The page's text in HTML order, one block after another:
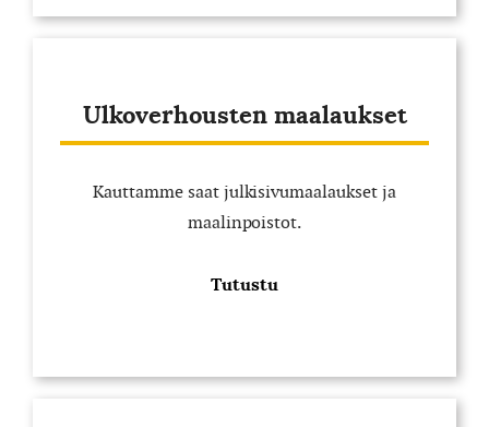
Ulkoverhousten maalaukset
Kauttamme saat julkisivumaalaukset ja
maalinpoistot.
Tutustu